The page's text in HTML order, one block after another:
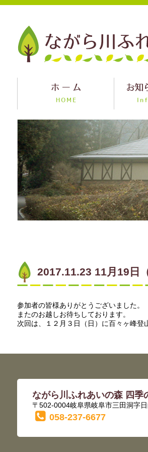
2017.11.23 11月19日
参加者の皆様ありがとうございました。
またのお越しお待ちしております。
次回は、１２月３日（日）に百々ヶ峰登
ながら川ふれあいの森 四季
〒502-0004岐阜県岐阜市三田洞字
058-237-6677